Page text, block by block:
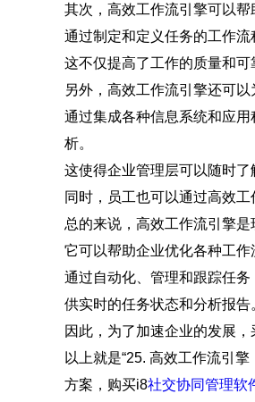
其次，高效工作流引擎可以帮
通过制定和定义任务的工作
这不仅提高了工作的质量和可
另外，高效工作流引擎还可
通过集成各种信息系统和应
析。
这使得企业管理层可以随时了
同时，员工也可以通过高效
总的来说，高效工作流引擎是
它可以帮助企业优化各种工作
通过自动化、管理和跟踪任
供实时的任务状态和分析报告
因此，为了加速企业的发展
以上就是“25. 高效工作流引
方案，购买i8社交协同管理软